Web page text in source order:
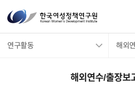
한
국
여
연구활동 해외
해외연수/출장보